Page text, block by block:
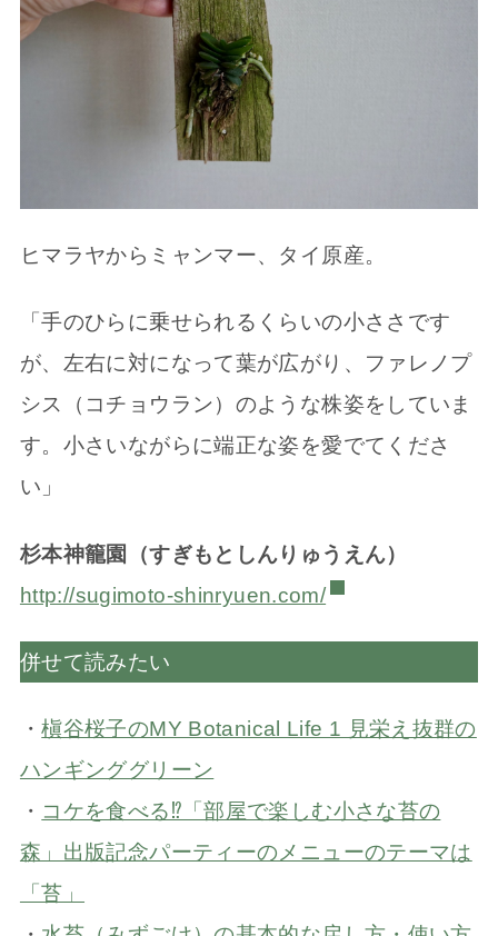
ヒマラヤからミャンマー、タイ原産。
「手のひらに乗せられるくらいの小ささです
が、左右に対になって葉が広がり、ファレノプ
シス（コチョウラン）のような株姿をしていま
す。小さいながらに端正な姿を愛でてくださ
い」
杉本神籠園（すぎもとしんりゅうえん）
http://sugimoto-shinryuen.com/
併せて読みたい
・槇谷桜子のMY Botanical Life 1 見栄え抜群の
ハンギンググリーン
・ コケを食べる⁉「部屋で楽しむ小さな苔の
森」出版記念パーティーのメニューのテーマは
「苔」